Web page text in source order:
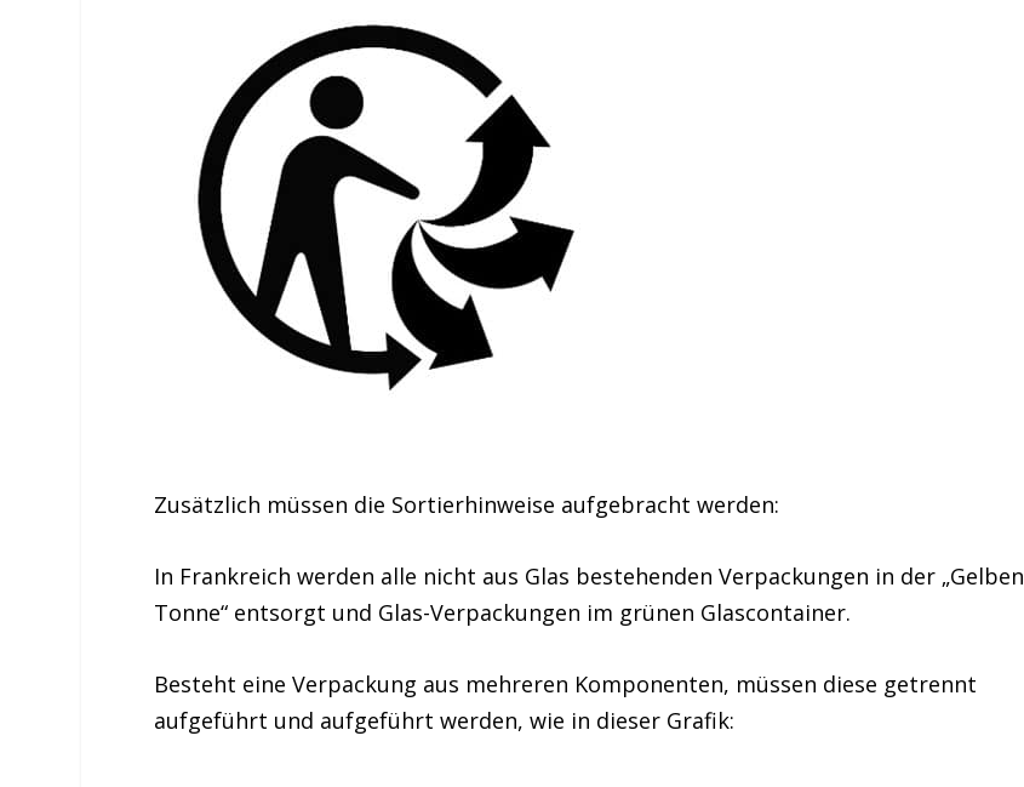
Zusätzlich müssen die Sortierhinweise aufgebracht werden:
In Frankreich werden alle nicht aus Glas bestehenden Verpackungen in der „Gelben
Tonne“ entsorgt und Glas-Verpackungen im grünen Glascontainer.
Besteht eine Verpackung aus mehreren Komponenten, müssen diese getrennt
aufgeführt und aufgeführt werden, wie in dieser Grafik: